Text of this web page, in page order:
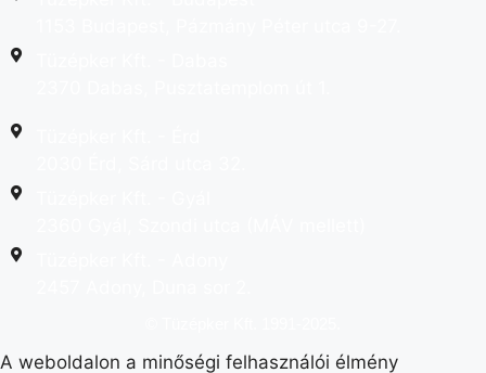
A weboldalon a minőségi felhasználói élmény